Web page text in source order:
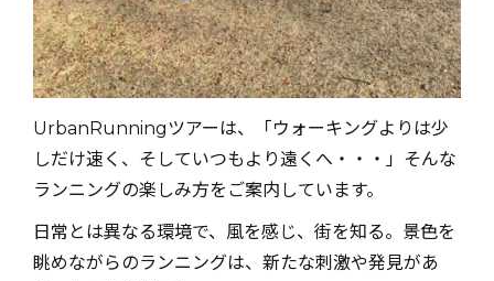
UrbanRunningツアーは、「ウォーキングよりは少
しだけ速く、そしていつもより遠くへ・・・」そんな
ランニングの楽しみ方をご案内しています。
日常とは異なる環境で、風を感じ、街を知る。景色を
眺めながらのランニングは、新たな刺激や発見があ